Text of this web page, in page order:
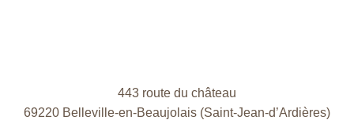
443 route du château
69220 Belleville-en-Beaujolais (Saint‑Jean‑d’Ardières)